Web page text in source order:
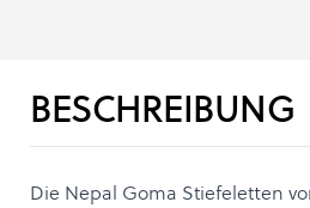
BESCHREIBUNG
Die Nepal Goma Stiefeletten